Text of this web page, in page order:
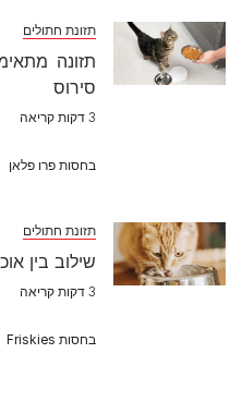
תזונת חתולים
תזונה
סירוס
3 דקות קריאה
בחסות פרו פלאן
תזונת חתולים
שילוב בין
3 דקות קריאה
בחסות Friskies